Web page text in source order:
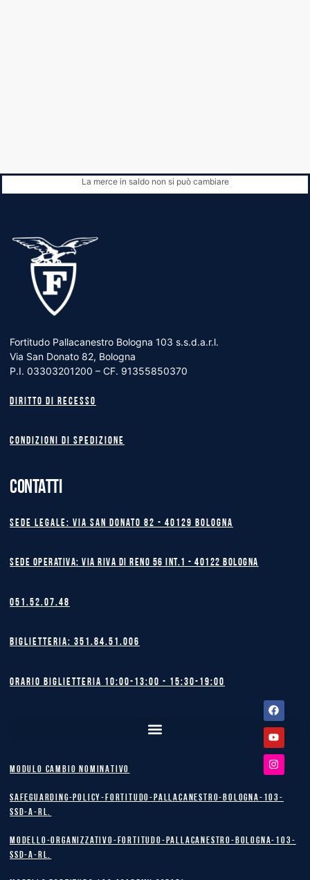
Facebook
Youtube
Instagram
La merce in saldo non si può cambiare
Fortitudo Pallacanestro Bologna 103 s.s.d.a.r.l.
Via San Donato 82, Bologna
P.I. 03303201200 – CF. 91355850370
Diritto di recesso
Condizioni di spedizione
CONTATTI
Sede legale: Via San Donato 82 - 40129 BOLOGNA
Sede operativa: Via Riva di Reno 56 int.1 - 40122 BOLOGNA
051.52.07.48
Biglietteria: 351.84.51.006
Orario biglietteria 10:00-13:00 - 15:30-19:00
MODULO CAMBIO NOMINATIVO
safeguarding-policy-Fortitudo-Pallacanestro-Bologna-103-
SSD-A-RL.
Modello-Organizzativo-Fortitudo-Pallacanestro-Bologna-103-
SSD-A-RL.